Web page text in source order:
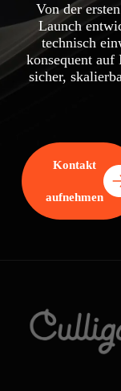
Von der
Launch
technisch
konsequent auf
sicher,
Kontakt
aufnehmen